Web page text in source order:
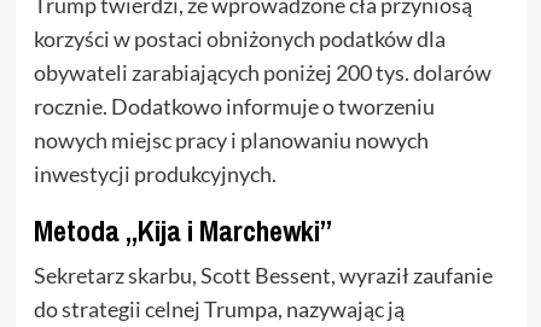
korzyści w postaci obniżonych podatków dla
obywateli zarabiających poniżej 200 tys. dolarów
rocznie. Dodatkowo informuje o tworzeniu
nowych miejsc pracy i planowaniu nowych
inwestycji produkcyjnych.
Metoda „Kija i Marchewki”
Sekretarz skarbu, Scott Bessent, wyraził zaufanie
do strategii celnej Trumpa, nazywając ją